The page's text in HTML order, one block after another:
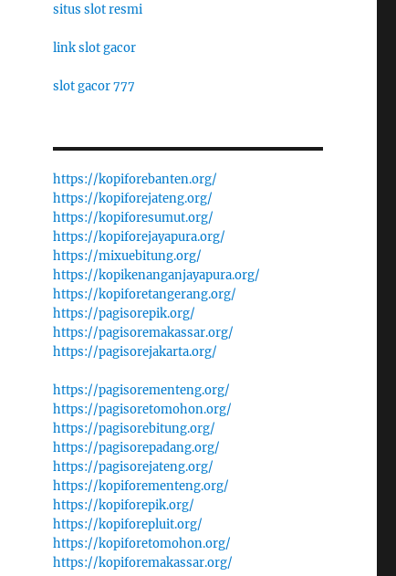
situs slot resmi
link slot gacor
slot gacor 777
https://kopiforebanten.org/
https://kopiforejateng.org/
https://kopiforesumut.org/
https://kopiforejayapura.org/
https://mixuebitung.org/
https://kopikenanganjayapura.org/
https://kopiforetangerang.org/
https://pagisorepik.org/
https://pagisoremakassar.org/
https://pagisorejakarta.org/
https://pagisorementeng.org/
https://pagisoretomohon.org/
https://pagisorebitung.org/
https://pagisorepadang.org/
https://pagisorejateng.org/
https://kopiforementeng.org/
https://kopiforepik.org/
https://kopiforepluit.org/
https://kopiforetomohon.org/
https://kopiforemakassar.org/